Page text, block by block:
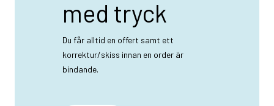
med tryck
Du får alltid en offert samt ett
korrektur/skiss innan en order är
bindande.